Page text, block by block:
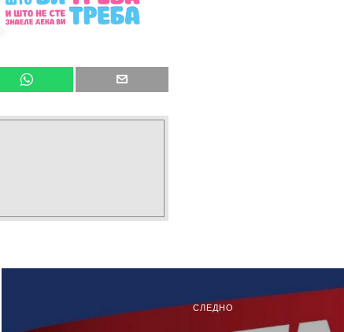
СЛЕДНО